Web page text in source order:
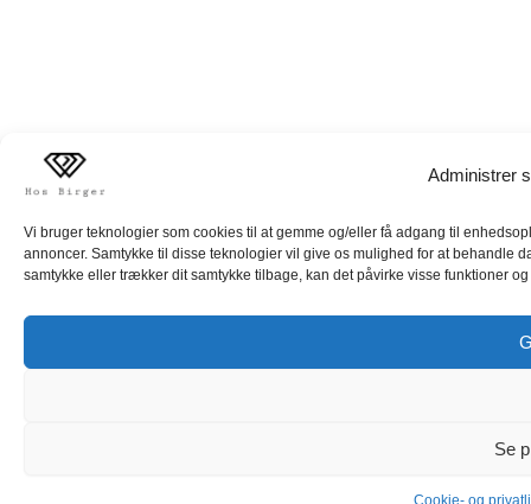
Administrer
Vi bruger teknologier som cookies til at gemme og/eller få adgang til
annoncer. Samtykke til disse teknologier vil give os mulighed for at behandle
samtykke eller trækker dit samtykke tilbage, kan det påvirke visse funktioner
Se
Cookie- og